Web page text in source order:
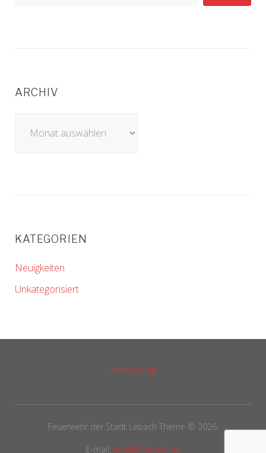
ARCHIV
KATEGORIEN
Neuigkeiten
Unkategorisiert
IMPRESSUM
Feuerwehr der Stadt Lebach Theme © 2026.
E-mail: info@ff-lebach.de